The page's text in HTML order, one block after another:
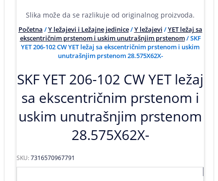
Slika može da se razlikuje od originalnog proizvoda.
Početna /Y ležajevi i Ležajne jedinice/Y ležajevi /YET ležaj sa
ekscentričnim prstenom i uskim unutrašnjim prstenom/ SKF
YET 206-102 CW YET ležaj sa ekscentričnim prstenom i uskim
unutrašnjim prstenom 28.575X62X-
SKF YET 206-102 CW YET ležaj
sa ekscentričnim prstenom i
uskim unutrašnjim prstenom
28.575X62X-
SKU:7316570967791